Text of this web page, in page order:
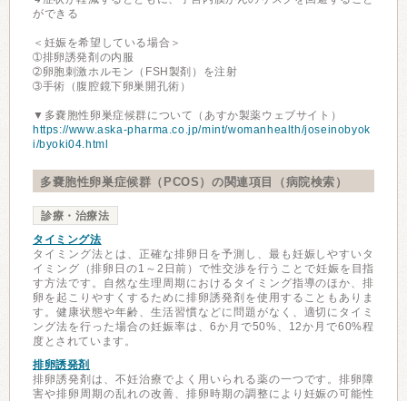
ができる
＜妊娠を希望している場合＞
➀排卵誘発剤の内服
➁卵胞刺激ホルモン（FSH製剤）を注射
➂手術（腹腔鏡下卵巣開孔術）
▼多嚢胞性卵巣症候群について（あすか製薬ウェブサイト）
https://www.aska-pharma.co.jp/mint/womanhealth/joseinobyok
i/byoki04.html
多嚢胞性卵巣症候群（PCOS）の関連項目（病院検索）
診療・治療法
タイミング法
タイミング法とは、正確な排卵日を予測し、最も妊娠しやすいタ
イミング（排卵日の1～2日前）で性交渉を行うことで妊娠を目指
す方法です。自然な生理周期におけるタイミング指導のほか、排
卵を起こりやすくするために排卵誘発剤を使用することもありま
す。健康状態や年齢、生活習慣などに問題がなく、適切にタイミ
ング法を行った場合の妊娠率は、6か月で50%、12か月で60%程
度とされています。
排卵誘発剤
排卵誘発剤は、不妊治療でよく用いられる薬の一つです。排卵障
害や排卵周期の乱れの改善、排卵時期の調整により妊娠の可能性